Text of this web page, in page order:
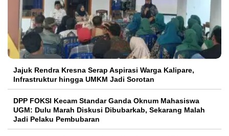
Jajuk Rendra Kresna Serap Aspirasi Warga Kalipare,
Infrastruktur hingga UMKM Jadi Sorotan
DPP FOKSI Kecam Standar Ganda Oknum Mahasiswa
UGM: Dulu Marah Diskusi Dibubarkab, Sekarang Malah
Jadi Pelaku Pembubaran